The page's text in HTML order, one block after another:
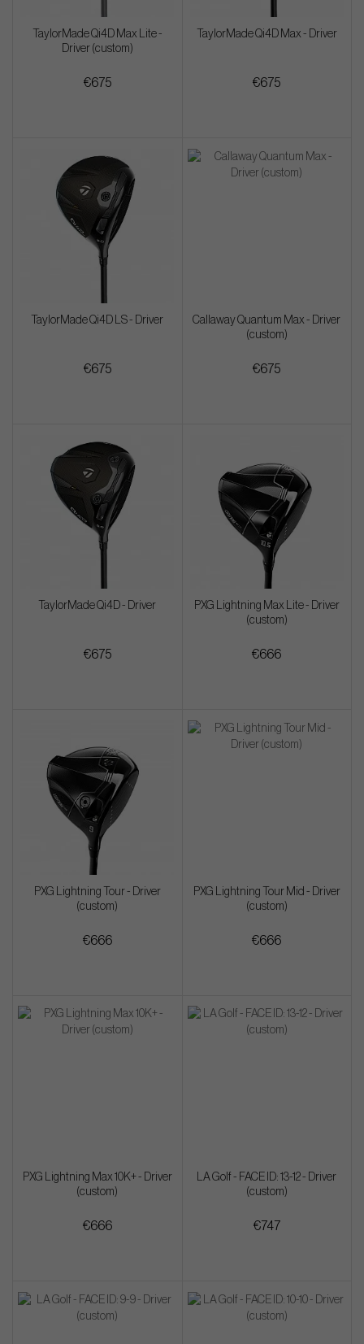
TaylorMade Qi4D Max Lite -
Driver (custom)
€675
TaylorMade Qi4D Max - Driver
€675
TaylorMade Qi4D LS - Driver
€675
Callaway Quantum Max - Driver
(custom)
€675
TaylorMade Qi4D - Driver
€675
PXG Lightning Max Lite - Driver
(custom)
€666
PXG Lightning Tour - Driver
(custom)
€666
PXG Lightning Tour Mid - Driver
(custom)
€666
PXG Lightning Max 10K+ - Driver
(custom)
€666
LA Golf - FACE ID: 13-12 - Driver
(custom)
€747